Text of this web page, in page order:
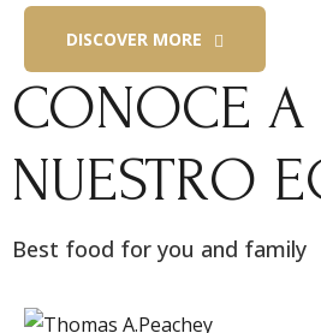
DISCOVER MORE
CONOCE A
NUESTRO
Best food for you and family